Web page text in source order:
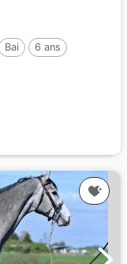
Bai
6 ans